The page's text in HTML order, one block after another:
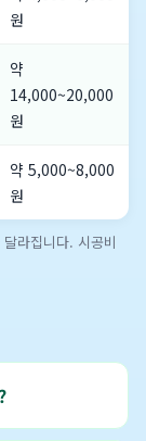
원
약
14,000~20,000
원
약 5,000~8,000
원
라집니다. 시공비